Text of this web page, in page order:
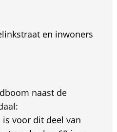
en inwoners
naast de
voor dit deel van